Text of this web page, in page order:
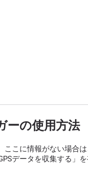
ーの使用方法
こに情報がない場合
データを収集する